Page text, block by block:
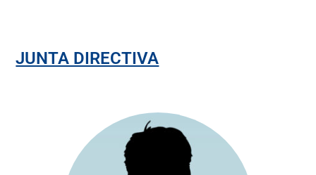
JUNTA DIRECTIVA